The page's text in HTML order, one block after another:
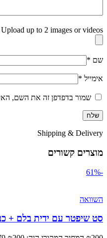
Upload up to 2 images or videos
שם *
אימייל *
שמור בדפדפן זה את השם,
Shipping & Delivery
מוצרים קשורים
-61%
השוואה
סט שיפטר עם ידית בלם + כבל: 3 הילוכים + 7